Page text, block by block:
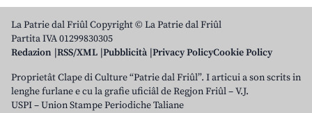
La Patrie dal Friûl Copyright © La Patrie dal Friûl
Partita IVA 01299830305
Redazion RSS/XML Pubblicità Privacy PolicyCookie Policy
Proprietât Clape di Culture “Patrie dal Friûl”. I articui a son scrits in
lenghe furlane e cu la grafie uficiâl de Regjon Friûl – V.J.
USPI – Union Stampe Periodiche Taliane